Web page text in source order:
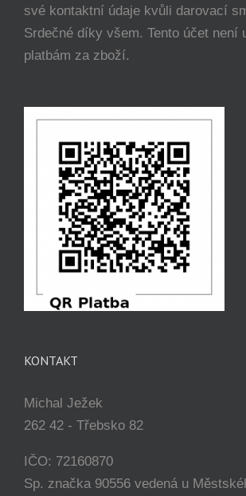
své kontaktní údaje kvůli darovací
Srdečné díky všem. Tento účet není
platbám za zboží.
KONTAKT
Michal Ježek
262 42 - Třebsko 82
IČO: 72160870
Sp. značka 90556 vedená u